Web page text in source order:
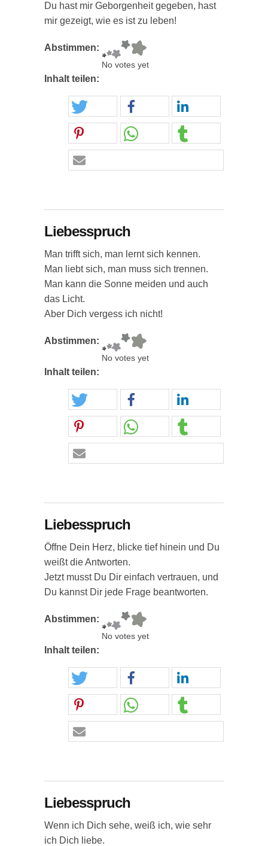
Du hast mir Geborgenheit gegeben, hast
mir gezeigt, wie es ist zu leben!
Abstimmen:
No votes yet
Inhalt teilen:
Liebesspruch
Man trifft sich, man lernt sich kennen.
Man liebt sich, man muss sich trennen.
Man kann die Sonne meiden und auch
das Licht.
Aber Dich vergess ich nicht!
Abstimmen:
No votes yet
Inhalt teilen:
Liebesspruch
Öffne Dein Herz, blicke tief hinein und Du
weißt die Antworten.
Jetzt musst Du Dir einfach vertrauen, und
Du kannst Dir jede Frage beantworten.
Abstimmen:
No votes yet
Inhalt teilen:
Liebesspruch
Wenn ich Dich sehe, weiß ich, wie sehr
ich Dich liebe.